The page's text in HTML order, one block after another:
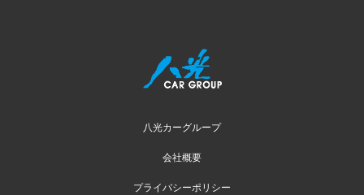
八光カーグループ
会社概要
プライバシーポリシー